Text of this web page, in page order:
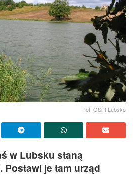
fot. OSiR Lubsko
w Lubsku staną
Postawi je tam urząd